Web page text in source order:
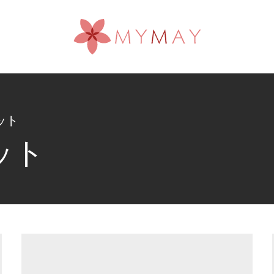
ト